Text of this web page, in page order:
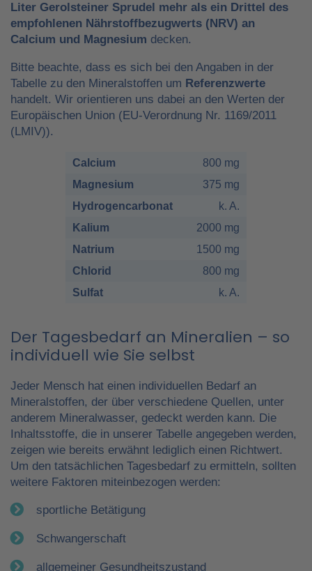
Liter Gerolsteiner Sprudel mehr als ein Drittel des
empfohlenen Nährstoffbezugwerts (NRV) an
Calcium und Magnesium decken.
Bitte beachte, dass es sich bei den Angaben in der
Tabelle zu den Mineralstoffen um Referenzwerte
handelt. Wir orientieren uns dabei an den Werten der
Europäischen Union (EU-Verordnung Nr. 1169/2011
(LMIV)).
Calcium
800 mg
Magnesium
375 mg
Hydrogencarbonat
k. A.
Kalium
2000 mg
Natrium
1500 mg
Chlorid
800 mg
Sulfat
k. A.
Der Tagesbedarf an Mineralien – so
individuell wie Sie selbst
Jeder Mensch hat einen individuellen Bedarf an
Mineralstoffen, der über verschiedene Quellen, unter
anderem Mineralwasser, gedeckt werden kann. Die
Inhaltsstoffe, die in unserer Tabelle angegeben werden,
zeigen wie bereits erwähnt lediglich einen Richtwert.
Um den tatsächlichen Tagesbedarf zu ermitteln, sollten
weitere Faktoren miteinbezogen werden:
sportliche Betätigung
Schwangerschaft
allgemeiner Gesundheitszustand